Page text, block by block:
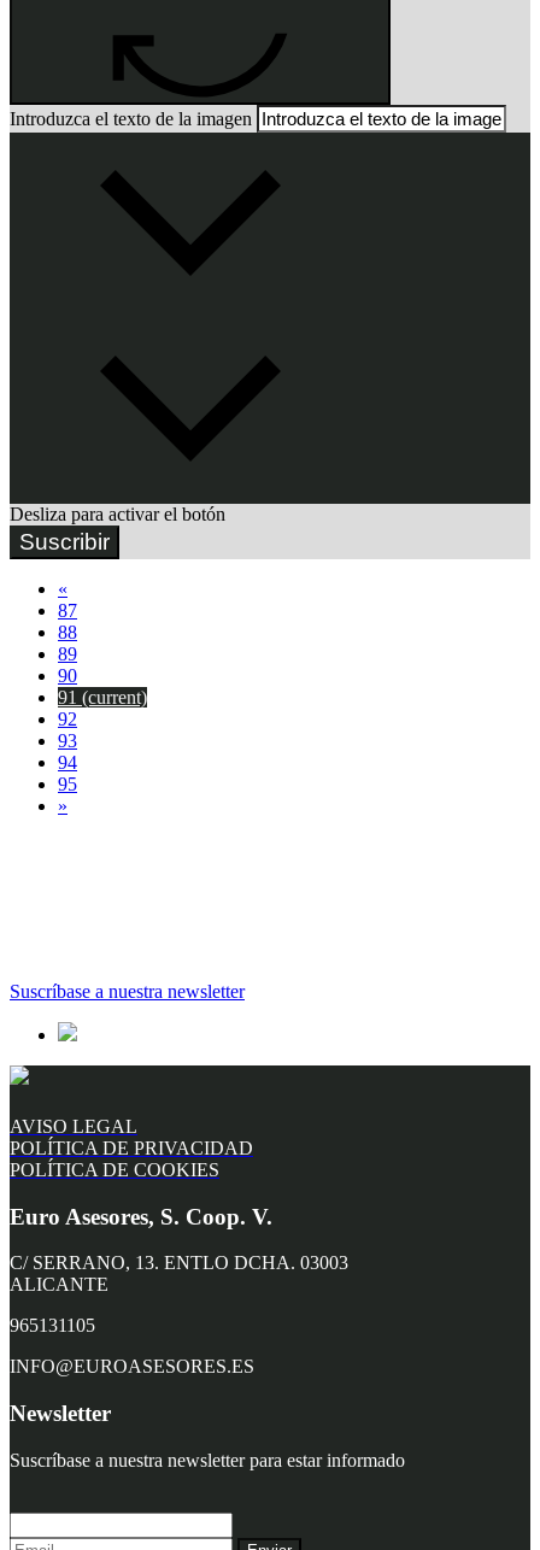
Introduzca el texto de la imagen
Desliza para activar el botón
Suscribir
«
87
88
89
90
91 (current)
92
93
94
95
»
Suscríbase a nuestra newsletter
AVISO LEGAL
POLÍTICA DE PRIVACIDAD
POLÍTICA DE COOKIES
Euro Asesores, S. Coop. V.
C/ SERRANO, 13. ENTLO DCHA. 03003
ALICANTE
965131105
INFO@EUROASESORES.ES
Newsletter
Suscríbase a nuestra newsletter para estar informado